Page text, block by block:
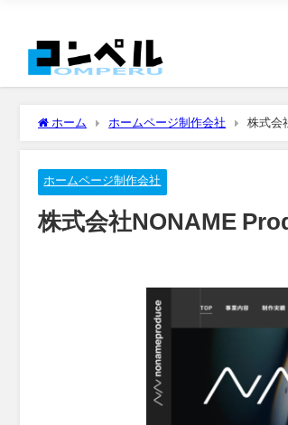
ホーム ホームページ制作会社 株式会
ホームページ制作会社
株式会社NONAME